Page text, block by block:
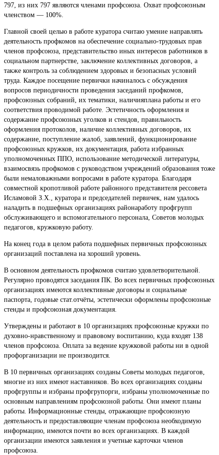
797, из них 797 являются членами профсоюза. Охват профсоюзным
членством — 100%.
Главной своей целью в работе куратора считаю умение направлять
деятельность профкомов на обеспечение социально-трудовых прав
членов профсоюза, представительство иных интересов работников в
социальном партнерстве, заключение коллективных договоров, а
также контроль за соблюдением здоровых и безопасных условий
труда. Каждое посещение первички начиналось с обсуждения
вопросов периодичности проведения заседаний профкомов,
профсоюзных собраний, их тематики, наличияплана работы и его
соответствия проводимой работе. Эстетичность оформления и
содержание профсоюзных уголков и стендов, правильность
оформления протоколов, наличие коллективных договоров, их
содержание, поступление жалоб, заявлений, функционирование
профсоюзных кружков, их документация, работа избранных
уполномоченных ППО, использование методической литературы,
взаимосвязь профкомов с руководством учреждений образования тоже
были немаловажными вопросами в работе куратора. Благодаря
совместной кропотливой работе районного представителя рессовета
Исламовой З.Х., куратора и председателей первичек, нам удалось
наладить в подшефных организациях районаработу профгрупп
обслуживающего и вспомогательного персонала, Советов молодых
педагогов, кружковую работу.
На конец года в целом работа подшефных первичных профсоюзных
организаций поставлена на хороший уровень.
В основном деятельность профкомов считаю удовлетворительной.
Регулярно проводятся заседания ПК. Во всех первичных профсоюзных
организациях имеются коллективные договоры и социальные
паспорта, годовые стат.отчёты, эстетически оформлены профсоюзные
стенды и профсоюзная документация.
Утверждены и работают в 10 организациях профсоюзные кружки по
духовно-нравственному и правовому воспитанию, куда входят 138
членов профсоюза. Оплата за ведение кружковой работы ни в одной
профорганизации не производится.
В 10 первичных организациях созданы Советы молодых педагогов,
многие из них имеют наставников. Во всех организациях созданы
профгруппы и избраны профгрупорги, избраны уполномоченные по
основным направлениям профсоюзной работы. Они имеют планы
работы. Информационные стенды, отражающие профсоюзную
деятельность и предоставляющие членам профсоюза необходимую
информацию, имеются почти во всех организациях. В каждой
организации имеются заявления и учетные карточки членов
профсоюза.